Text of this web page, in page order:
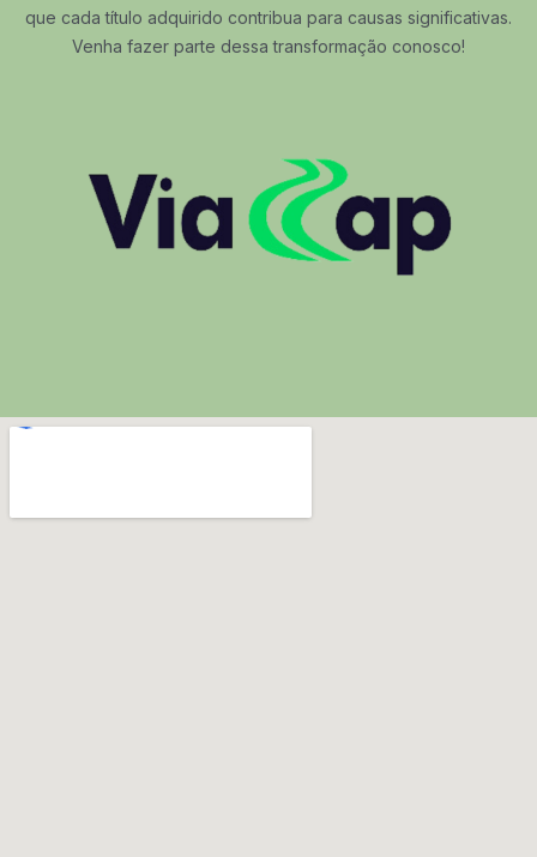
que cada título adquirido contribua para causas significativas.
Venha fazer parte dessa transformação conosco!